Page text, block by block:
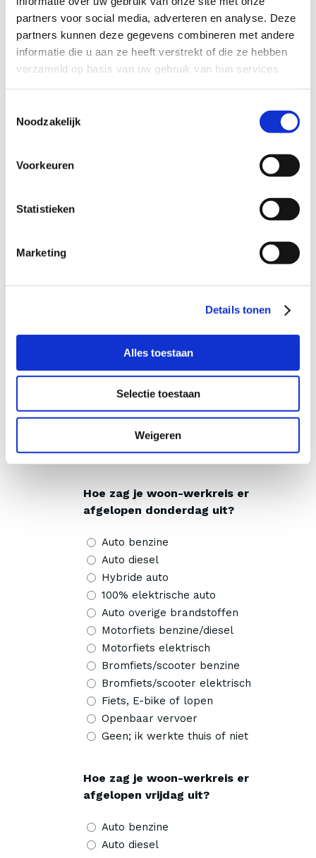
partners voor social media, adverteren en analyse. Deze
partners kunnen deze gegevens combineren met andere
informatie die u aan ze heeft verstrekt of die ze hebben
verzameld op basis van uw gebruik van hun services.
Noodzakelijk
Voorkeuren
Statistieken
Marketing
Details tonen
Alles toestaan
Selectie toestaan
Weigeren
Hybride auto
100% elektrische auto
Auto overige brandstoffen
Motorfiets elektrisch
100% elektrische auto
Motorfiets benzine/diesel
Bromfiets/scooter benzine
Bromfiets/scooter elektrisch
Fiets, E-bike of lopen
Openbaar vervoer
Geen; ik werkte thuis of niet
Hoe zag je woon-werkreis er
afgelopen donderdag uit?
Auto benzine
Auto diesel
Hybride auto
100% elektrische auto
Auto overige brandstoffen
Motorfiets benzine/diesel
Motorfiets elektrisch
Bromfiets/scooter benzine
Bromfiets/scooter elektrisch
Fiets, E-bike of lopen
Openbaar vervoer
Geen; ik werkte thuis of niet
Hoe zag je woon-werkreis er
afgelopen vrijdag uit?
Auto benzine
Auto diesel